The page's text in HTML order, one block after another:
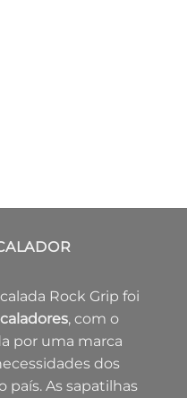
Rock Grip foi
, com o
por uma marca
dos
país. As sapatilhas